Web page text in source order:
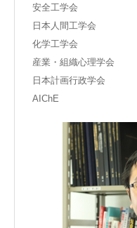
安全工学会
日本人間工学会
化学工学会
産業・組織心理学会
日本計画行政学会
AIChE